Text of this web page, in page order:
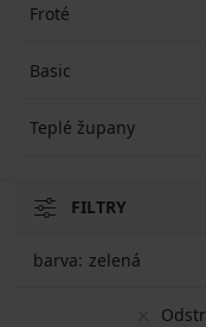
Froté
Basic
Teplé župany
FILTRY
barva: zelená